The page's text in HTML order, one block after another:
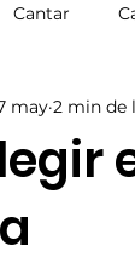
Cantar
may 2 min de